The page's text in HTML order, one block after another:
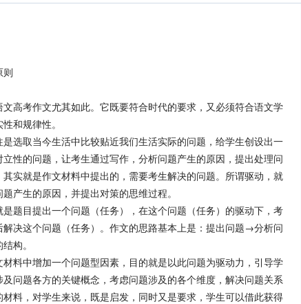
考作文尤其如此。它既要符合时代的要求，又必须符合语文学
和规律性。
取当今生活中比较贴近我们生活实际的问题，给学生创设出一
性的问题，让考生通过写作，分析问题产生的原因，提出处理问
实就是作文材料中提出的，需要考生解决的问题。所谓驱动，就
产生的原因，并提出对策的思维过程。
目提出一个问题（任务），在这个问题（任务）的驱动下，考
决这个问题（任务）。作文的思路基本上是：提出问题→分析问
构。
中增加一个问题型因素，目的就是以此问题为驱动力，引导学
问题各方的关键概念，考虑问题涉及的各个维度，解决问题关系
料，对学生来说，既是启发，同时又是要求，学生可以借此获得